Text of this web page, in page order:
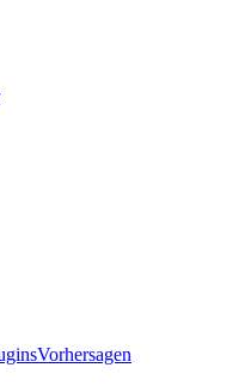
Vorhersagen